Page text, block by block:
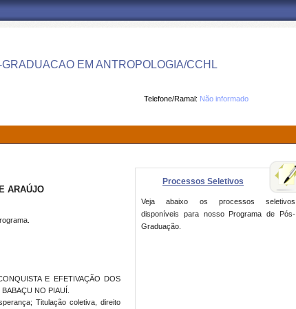
EM ANTROPOLOGIA/CCHL
Telefone/Ramal: Não informado
ARAÚJO
E EFETIVAÇÃO DOS
NO PIAUÍ.
Titulação coletiva, direito
Processos Seletivos
Veja abaixo os processos seletivos
disponíveis para nosso Programa de Pós-
Graduação.